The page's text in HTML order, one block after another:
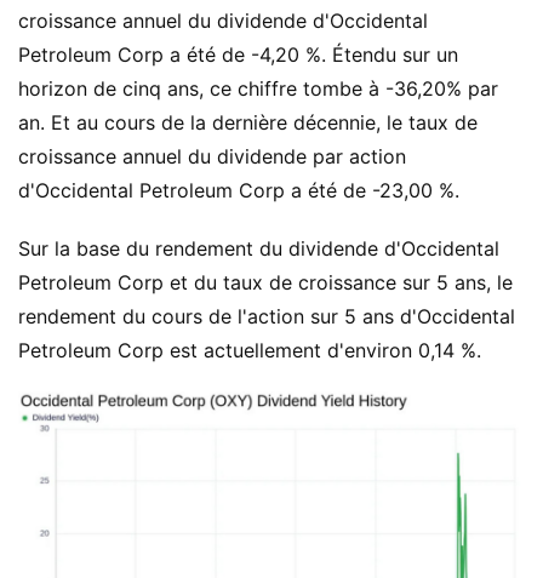
croissance annuel du dividende d'Occidental
Petroleum Corp a été de -4,20 %. Étendu sur un
horizon de cinq ans, ce chiffre tombe à -36,20% par
an. Et au cours de la dernière décennie, le taux de
croissance annuel du dividende par action
d'Occidental Petroleum Corp a été de -23,00 %.
Sur la base du rendement du dividende d'Occidental
Petroleum Corp et du taux de croissance sur 5 ans, le
rendement du cours de l'action sur 5 ans d'Occidental
Petroleum Corp est actuellement d'environ 0,14 %.